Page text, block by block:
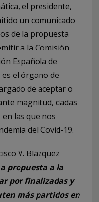
el presidente,
un comunicado
de la propuesta
a la Comisión
Española de
el órgano de
de aceptar o
magnitud, dadas
en las que nos
del Covid-19.
V. Blázquez
propuesta a la
por finalizadas y
más partidos en